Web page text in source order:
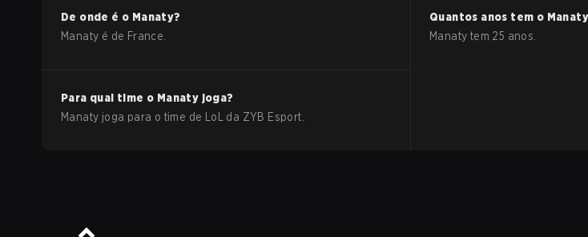
De onde é o Manaty?
Manaty é de France
Quantos anos tem o
Manaty tem 25 anos.
Para qual time o Manaty joga?
Manaty joga para o time de LoL da ZYB Esport